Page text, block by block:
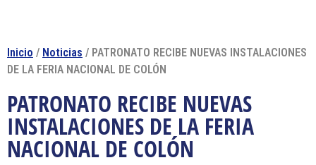
Inicio / Noticias / PATRONATO RECIBE NUEVAS INSTALACIONES
DE LA FERIA NACIONAL DE COLÓN
PATRONATO RECIBE NUEVAS
INSTALACIONES DE LA FERIA
NACIONAL DE COLÓN